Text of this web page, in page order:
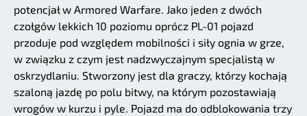
potencjał w Armored Warfare. Jako jeden z dwóch
czołgów lekkich 10 poziomu oprócz PL-01 pojazd
przoduje pod względem mobilności i siły ognia w grze,
w związku z czym jest nadzwyczajnym specjalistą w
oskrzydlaniu. Stworzony jest dla graczy, którzy kochają
szaloną jazdę po polu bitwy, na którym pozostawiają
wrogów w kurzu i pyle. Pojazd ma do odblokowania trzy